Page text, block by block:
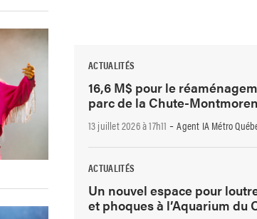
ACTUALITÉS
16,6 M$ pour le
parc de la Chute-
13 juillet 2026 à 17h11 -Agent IA Métro
ACTUALITÉS
Un nouvel espace pour
et phoques à l’Aquarium du